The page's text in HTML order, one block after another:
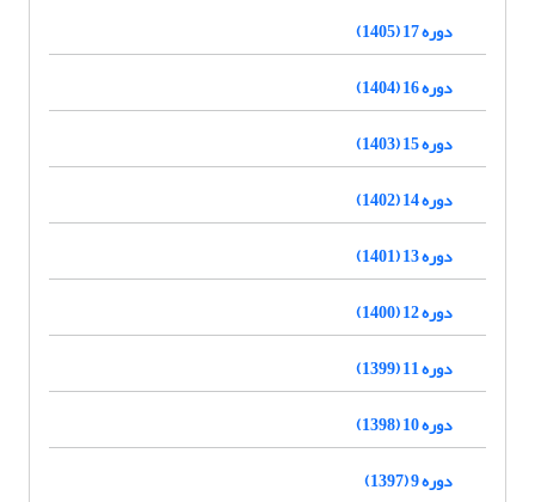
دوره 17 (1405)
دوره 16 (1404)
دوره 15 (1403)
دوره 14 (1402)
دوره 13 (1401)
دوره 12 (1400)
دوره 11 (1399)
دوره 10 (1398)
دوره 9 (1397)